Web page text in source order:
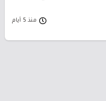
منذ 5 أيام